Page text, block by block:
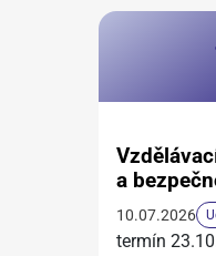
a
10.07.2026
termín